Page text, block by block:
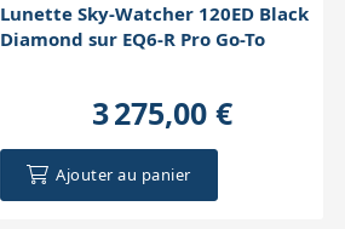
Lunette Sky-Watcher 120ED Black
Diamond sur EQ6-R Pro Go-To
3 275,00 €
Ajouter au panier